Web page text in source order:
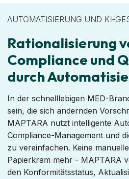
AUTOMATISIERUNG UND KI-
Rationalisierung
Compliance und
durch
In der schnelllebigen MED-
sein, die sich ändernden
MAPTARA nutzt intelligente
Compliance-Management und
zu vereinfachen. Keine
Papierkram mehr - MAPTARA
den Konformitätsstatus,